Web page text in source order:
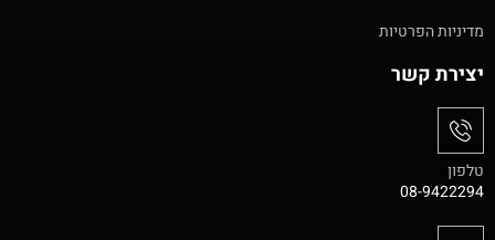
מדיניות הפרטיות
יצירת קשר
טלפון
08-9422294